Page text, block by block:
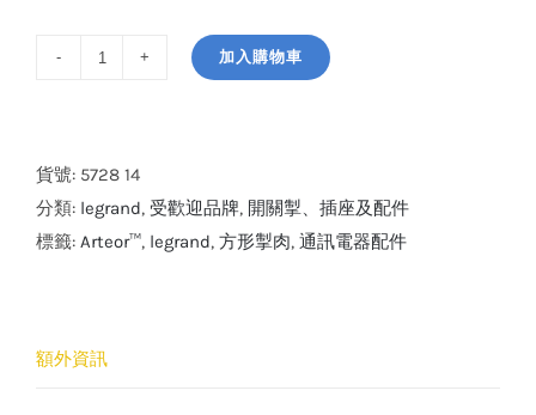
腦
插
座
量
加入購物車
貨號: 5728 14
分類: legrand, 受歡迎品牌, 開關掣、插座及配件
標籤: Arteor™, legrand, 方形掣肉, 通訊電器配件
額外資訊